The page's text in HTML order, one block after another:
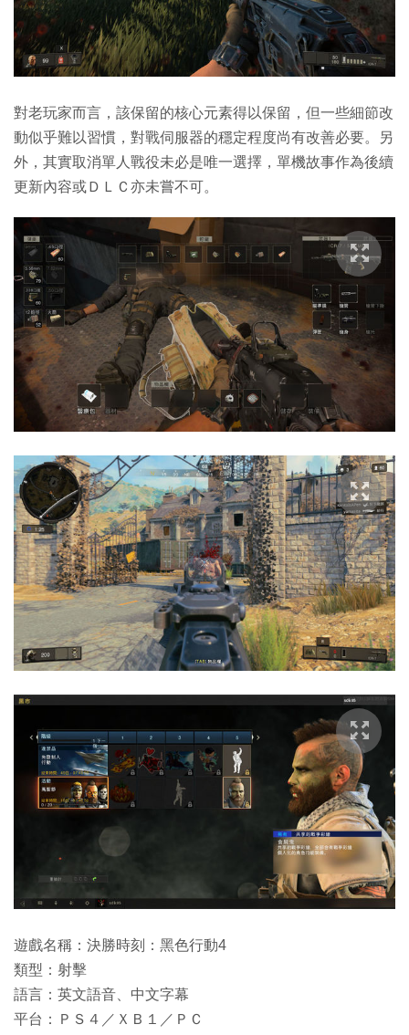
對老玩家而言，該保留的核心元素得以保留，但一些細節改
動似乎難以習慣，對戰伺服器的穩定程度尚有改善必要。另
外，其實取消單人戰役未必是唯一選擇，單機故事作為後續
更新內容或ＤＬＣ亦未嘗不可。
遊戲名稱：決勝時刻：黑色行動4
類型：射擊
語言：英文語音、中文字幕
平台：ＰＳ４／ＸＢ１／ＰＣ